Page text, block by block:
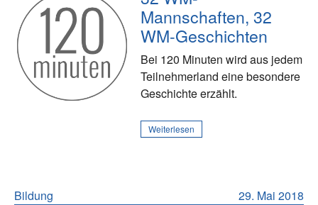
Mannschaften, 32
WM-Geschichten
Bei 120 Minuten wird aus jedem
Teilnehmerland eine besondere
Geschichte erzählt.
Weiterlesen
29. Mai 2018
Bildung